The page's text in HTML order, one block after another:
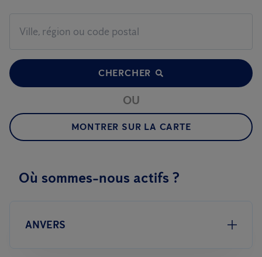
CHERCHER
OU
MONTRER SUR LA CARTE
Où sommes-nous actifs ?
ANVERS